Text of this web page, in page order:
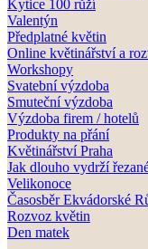
Kytice 100 růží
Valentýn
Předplatné květin
Online květinářství a
Workshopy
Svatební výzdoba
Smuteční výzdoba
Výzdoba firem / hotelů
Produkty na přání
Květinářství Praha
Jak dlouho vydrží
Velikonoce
Časosběr Ekvádorské
Rozvoz květin
Den matek